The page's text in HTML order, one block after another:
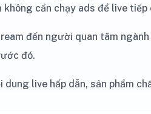
không cần chạy ads để live tiếp
đến người quan tâm
đó.
dung live hấp dẫn, sản phẩm